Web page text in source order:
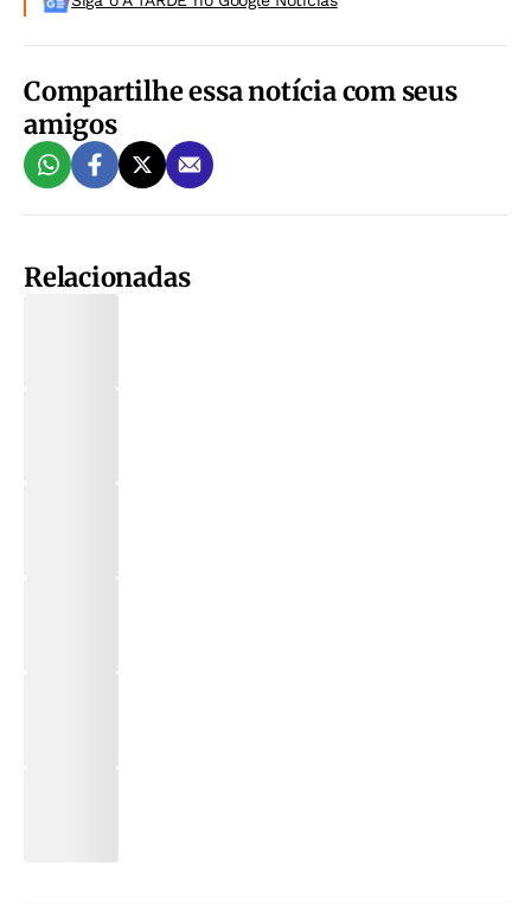
Compartilhe essa notícia com seus
amigos
Relacionadas